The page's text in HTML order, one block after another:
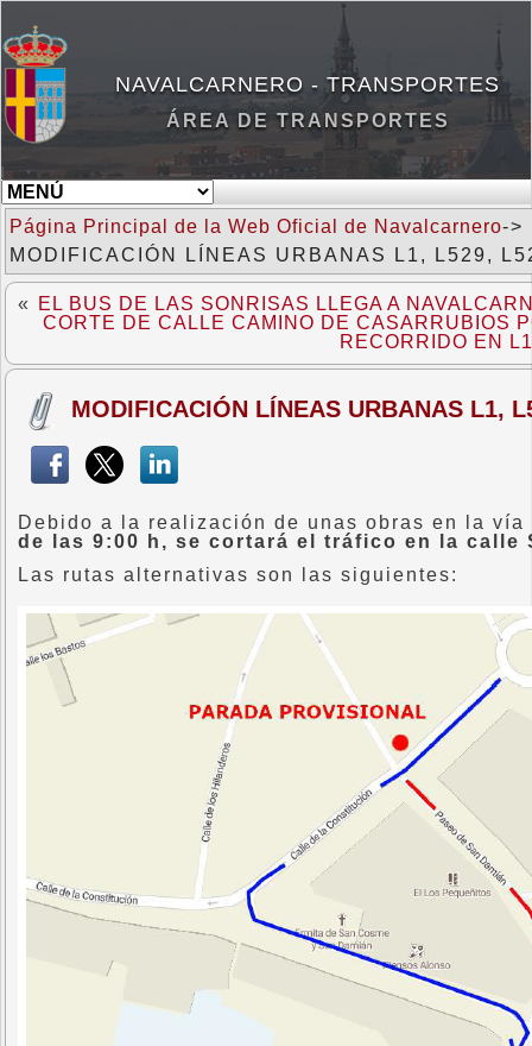
NAVALCARNERO - TRANSPORTES
ÁREA DE TRANSPORTES
Página Principal de la Web Oficial de Navalcarnero->
MODIFICACIÓN LÍNEAS URBANAS L1, L529,
«
EL BUS DE LAS SONRISAS LLEGA A
CORTE DE CALLE CAMINO DE CASARRUBIOS
RECORRIDO EN
MODIFICACIÓN LÍNEAS URBANAS L1,
Debido a la realización de unas obras en la
de las 9:00 h, se cortará el tráfico en la calle
Las rutas alternativas son las siguientes: